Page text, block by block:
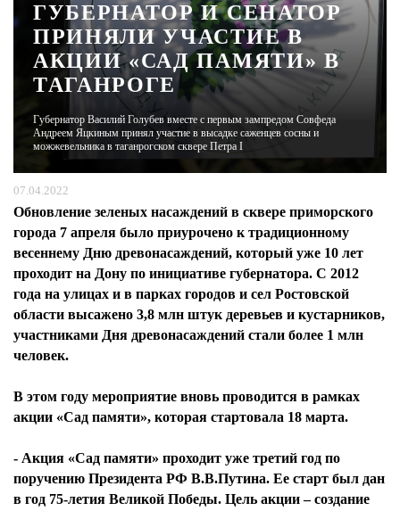
КУЛЬТ ЕДЫ
АФИША
ГУБЕРНАТОР И СЕНАТОР
ПРИНЯЛИ УЧАСТИЕ В
АКЦИИ «САД ПАМЯТИ» В
ТАГАНРОГЕ
Губернатор Василий Голубев вместе с первым зампредом Совфеда
Андреем Яцкиным принял участие в высадке саженцев сосны и
можжевельника в таганрогском сквере Петра I
07.04.2022
Обновление зеленых насаждений в сквере приморского
города 7 апреля было приурочено к традиционному
весеннему Дню древонасаждений, который уже 10 лет
проходит на Дону по инициативе губернатора. С 2012
года на улицах и в парках городов и сел Ростовской
области высажено 3,8 млн штук деревьев и кустарников,
участниками Дня древонасаждений стали более 1 млн
человек.
В этом году мероприятие вновь проводится в рамках
акции «Сад памяти», которая стартовала 18 марта.
- Акция «Сад памяти» проходит уже третий год по
поручению Президента РФ В.В.Путина. Ее старт был дан
в год 75-летия Великой Победы. Цель акции – создание